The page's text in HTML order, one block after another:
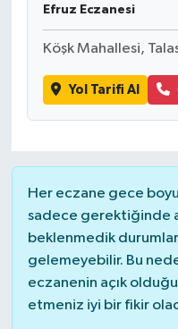
Efruz Eczanesi
Köşk Mahallesi,
Yol Tarifi Al
Her eczane gece
sadece gerektiğinde
beklenmedik
gelemeyebilir. Bu
eczanenin açık
etmeniz iyi bir fikir